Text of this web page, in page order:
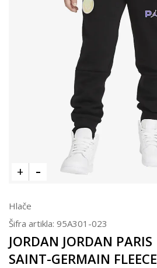
Hlače
Šifra artikla: 95A301-023
JORDAN JORDAN PARIS
SAINT-GERMAIN FLEECE